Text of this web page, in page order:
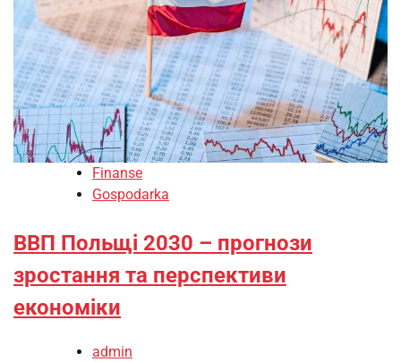
Finanse
Gospodarka
ВВП Польщі 2030 – прогнози
зростання та перспективи
економіки
admin